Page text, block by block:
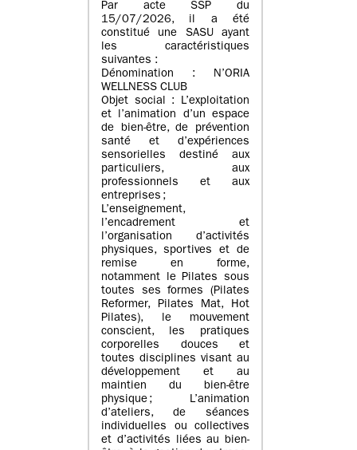
Par acte SSP du
15/07/2026, il a été
constitué une SASU ayant
les caractéristiques
suivantes :
Dénomination : N’ORIA
WELLNESS CLUB
Objet social : L’exploitation
et l’animation d’un espace
de bien-être, de prévention
santé et d’expériences
sensorielles destiné aux
particuliers, aux
professionnels et aux
entreprises ;
L’enseignement,
l’encadrement et
l’organisation d’activités
physiques, sportives et de
remise en forme,
notamment le Pilates sous
toutes ses formes (Pilates
Reformer, Pilates Mat, Hot
Pilates), le mouvement
conscient, les pratiques
corporelles douces et
toutes disciplines visant au
développement et au
maintien du bien-être
physique ; L’animation
d’ateliers, de séances
individuelles ou collectives
et d’activités liées au bien-